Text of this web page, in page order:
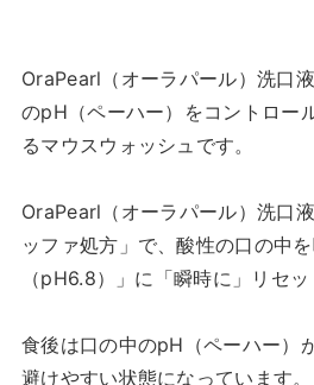
OraPearl（オーラパール）洗口
のpH（ペーハー）をコントロー
るマウスウォッシュです。
OraPearl（オーラパール）洗口
ッファ処方」で、酸性の口の中
（pH6.8）」に「瞬時に」リセッ
食後は口の中のpH（ペーハー）
避けやすい状態になっています。